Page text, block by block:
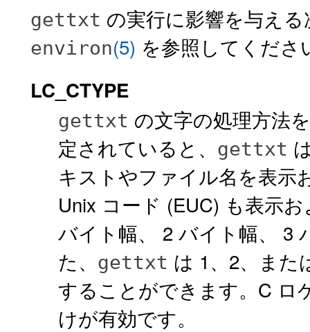
gettxt の実行に影響を与え
environ(5) を参照してくだ
LC_CTYPE
gettxt の文字の処理方法
定されていると、
gettxt
キストやファイル名を表示
Unix コード (EUC) も表示
バイト幅、 2 バイト幅、 3
た、
gettxt は 1、2、また
することができます。C ロ
けが有効です。